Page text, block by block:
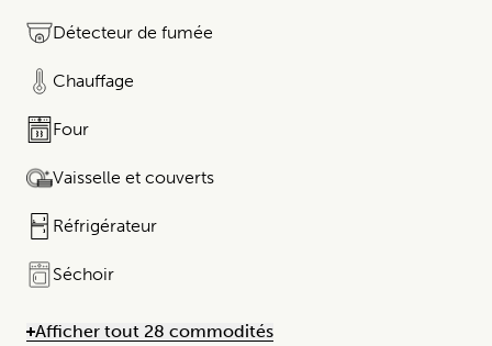
Détecteur de fumée
Chauffage
Four
Vaisselle et couverts
Réfrigérateur​​​‌ ‍ ​‍​‍‌‍ ‌ ​‍‌‍‍‌‌‍‌ ‌‍‍‌‌‍ ‍​‍​‍​‍​‍‌ ​ ‌‍​‌‌‍ ‌‍‌‍‌‌ ‌​‌ ‍‌​‍ ‍‌‍‌‌‍ ​‍​‍​‍ ‌‍‍​‌ ​‍‌‍‌‌‌‍‌‍​‍​‍​ ‍‍​‍​‍​‍ ‌ ​ ‌ ‌​‌ ‌‌‌‍‌​‌‍‍‌‌‍ ​‍ ‌‍‍‌‌‍ ‍‌ ‌​‌‍‌‌‌‍ ‍‌ ‌​​‍ ‌‍‌‌‌‍‌​‌‍‍‌‌ ‌​​‍ ‌‍ ‌‌‍ ‌‍‌​‌‍‌‌​ ‌‌ ​​‌ ​‍‌‍‌‌‌ ​ ‌‍‌‌‌‍ ‌​‌‍​‌‌ ‌​‌‍‍‌‌‍ ‌‍ ‍​ ‍ ‌‍‍‌‌‍‌​​ ‌​ ‌ ​ ​ ​ ​‌​ ​‌​ ‍‌​ ​‍​ ​‍​ ​ ​‍ ‌​ ‌‍​ ‌‍​ ​ ‌‍‌‌​‍ ‌​ ‌​​ ​ ‌‍​ ​ ‌‍​‍ ‌‌‍‌​ ​ ‌‍‌‌‌‍‌‍​ ​‍​‍ ‌​ ‌​ ​ ‌‌​ ​ ‌‍​‍​‍ ‌‌‍​‌‍​ ​ ‌‍‌‍​‌​‍ ‌‌‍​‍​ ​ ‌‍​‌‌‍​‌​ ‍​​ ​ ​ ​‍​ ‌‍​‌‌‍​ ​ ‌​​ ‍​​‍‌‍‌ ‌​‌ ‍‌‌ ​​‌‍‌‌​ ‌‌‍​‌‌‍ ‌‌‍‌‌‌‍ ‌‍‌‌ ‌​‌ ‍‌​‍‌‍‌ ​​‌‍​‌‌ ‌​‌‍‍​​ ‌‌ ‌​‌‍‍‌‌ ‌​‌‍ ​‌‍‌‌​‍​‍‌ ‌
Séchoir
Afficher tout 28 commodités